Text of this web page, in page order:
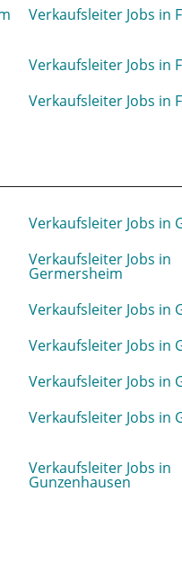
Verkaufsleiter Jobs in
Verkaufsleiter Jobs in
Verkaufsleiter Jobs in
Verkaufsleiter Jobs in
Verkaufsleiter Jobs in
Germersheim
Verkaufsleiter Jobs in
Verkaufsleiter Jobs in
Verkaufsleiter Jobs in
Verkaufsleiter Jobs in
Verkaufsleiter Jobs in
Gunzenhausen